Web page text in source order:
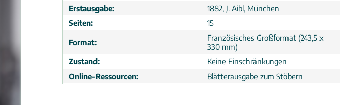
Erstausgabe:
1882, J. Aibl, München
Seiten:
15
Format:
Französisches Großformat (243,5 x
330 mm)
Zustand:
Keine Einschränkungen
Online-Ressourcen:
Blätterausgabe zum Stöbern